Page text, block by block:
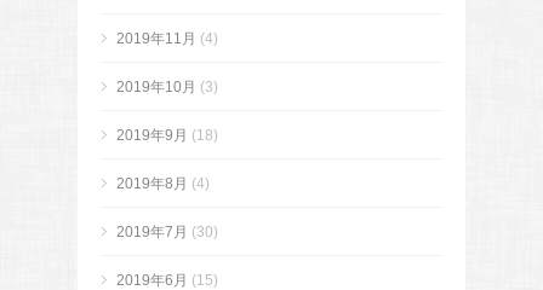
2019年11月 (4)
2019年10月 (3)
2019年9月 (18)
2019年8月 (4)
2019年7月 (30)
2019年6月 (15)